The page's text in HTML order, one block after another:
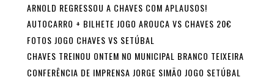
ARNOLD REGRESSOU A CHAVES COM APLAUSOS!
AUTOCARRO + BILHETE JOGO AROUCA VS CHAVES 20€
FOTOS JOGO CHAVES VS SETÚBAL
CHAVES TREINOU ONTEM NO MUNICIPAL BRANCO TEIXEIRA
CONFERÊNCIA DE IMPRENSA JORGE SIMÃO JOGO SETÚBAL